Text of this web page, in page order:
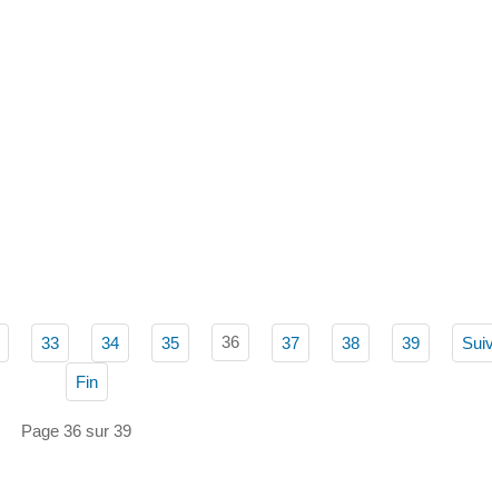
33 34 35 36 37 38 39
Fin
Page 36 sur 39